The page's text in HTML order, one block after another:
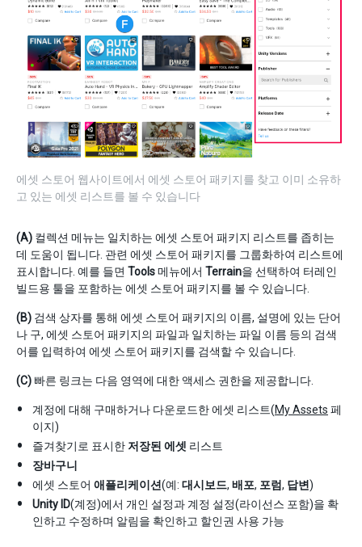
에셋 스토어 웹사이트에서 에셋 스토어 패키지를 찾고 이미 소유하
고 있는 에셋 리스트를 볼 수 있습니다
(A) 컬렉션 메뉴는 일치하는 에셋 스토어 패키지 리스트를 좁히는
데 도움이 됩니다. 관련 에셋 스토어 패키지를 그룹화하여 리스트에
표시합니다. 예를 들면 Tools메뉴에서 Terrain을 선택하여 터레인
빌드용 툴을 포함하는 에셋 스토어 패키지를 볼 수 있습니다.
(B) 검색 상자를 통해 에셋 스토어 패키지의 이름, 설명에 있는 단어
나 구, 에셋 스토어 패키지의 파일과 일치하는 파일 이름 등의 검색
어를 입력하여 에셋 스토어 패키지를 검색할 수 있습니다.
(C) 빠른 링크는 다음 영역에 대한 액세스 권한을 제공합니다.
계정에 대해 구매하거나 다운로드한 에셋 리스트(My Assets 페
이지)
즐겨찾기로 표시한 저장된 에셋 리스트
장바구니
에셋 스토어 애플리케이션(예: 대시보드, 배포, 포럼, 답변)
Unity ID(계정)에서 개인 설정과 계정 설정(라이선스 포함)을 확
인하고 수정하며 알림을 확인하고 할인권 사용 가능